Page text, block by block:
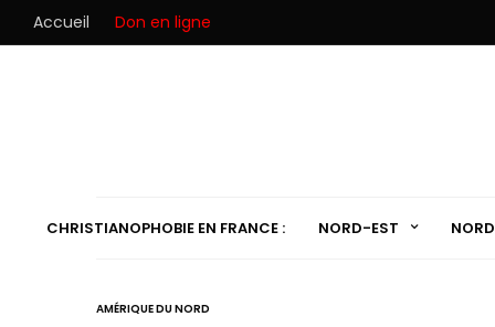
Accueil Don en ligne
CHRISTIANOPHOBIE EN FRANCE : NORD-EST
AMÉRIQUE DU NORD